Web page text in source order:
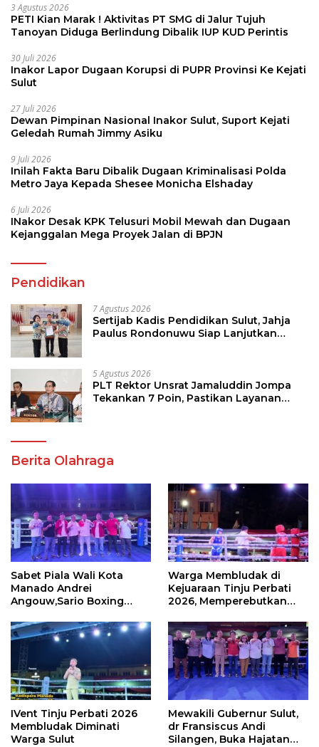
3 Agustus 2026
PETI Kian Marak ! Aktivitas PT SMG di Jalur Tujuh
Tanoyan Diduga Berlindung Dibalik IUP KUD Perintis
30 Juli 2026
Inakor Lapor Dugaan Korupsi di PUPR Provinsi Ke Kejati
Sulut
27 Juli 2026
Dewan Pimpinan Nasional Inakor Sulut, Suport Kejati
Geledah Rumah Jimmy Asiku
9 Juli 2026
Inilah Fakta Baru Dibalik Dugaan Kriminalisasi Polda
Metro Jaya Kepada Shesee Monicha Elshaday
6 Juli 2026
INakor Desak KPK Telusuri Mobil Mewah dan Dugaan
Kejanggalan Mega Proyek Jalan di BPJN
Pendidikan
7 Agustus 2026
Sertijab Kadis Pendidikan Sulut, Jahja
Paulus Rondonuwu Siap Lanjutkan
5 Agustus 2026
PLT Rektor Unsrat Jamaluddin Jompa
Tekankan 7 Poin, Pastikan Layanan
Berita Olahraga
Sabet Piala Wali Kota
Manado Andrei
Angouw,Sario Boxing
Perbati 2026
Warga Membludak di
Kejuaraan Tinju Perbati
2026, Memperebutkan
IVent Tinju Perbati 2026
Membludak Diminati
Warga Sulut
Mewakili Gubernur Sulut,
dr Fransiscus Andi
Silangen, Buka Hajatan